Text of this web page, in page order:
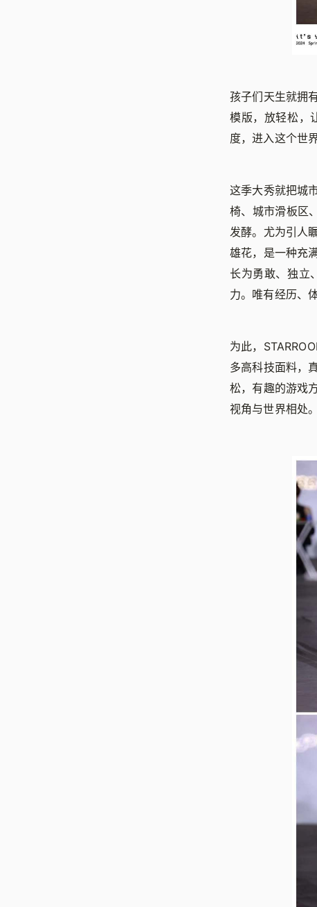
孩子们天生就拥
模版，放轻松，
度，进入这个世
这季大秀就把城
椅、城市滑板区
发酵。尤为引人
雄花，是一种充
长为勇敢、独立
力。唯有经历、
为此，
多高科技面料，
松，有趣的游戏
视角与世界相处。